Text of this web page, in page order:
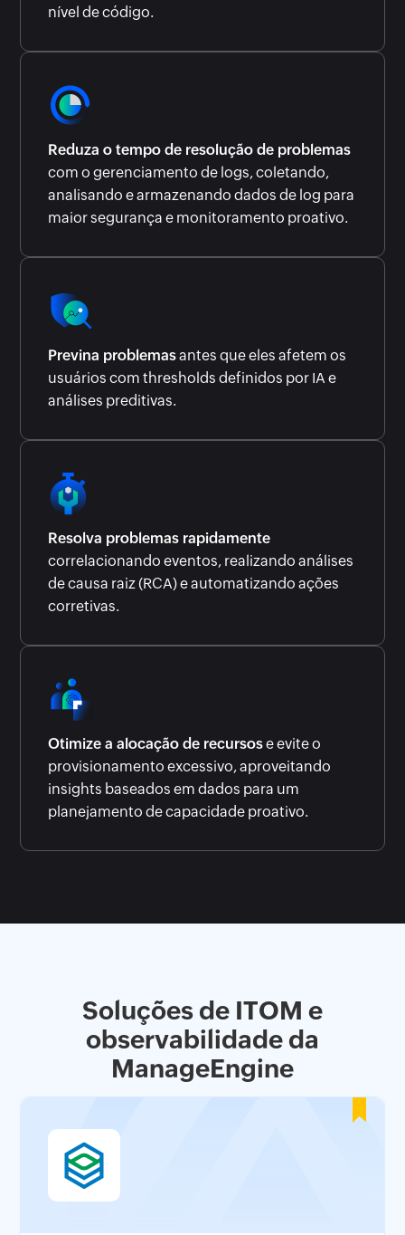
nível de código.
Reduza o tempo de resolução de problemas
com o gerenciamento de logs, coletando,
analisando e armazenando dados de log para
maior segurança e monitoramento proativo.
Previna problemasantes que eles afetem os
usuários com thresholds definidos por IA e
análises preditivas.
Resolva problemas rapidamente
correlacionando eventos, realizando análises
de causa raiz (RCA) e automatizando ações
corretivas.
Otimize a alocação de recursose evite o
provisionamento excessivo, aproveitando
insights baseados em dados para um
planejamento de capacidade proativo.
Soluções de ITOM e
observabilidade da
ManageEngine